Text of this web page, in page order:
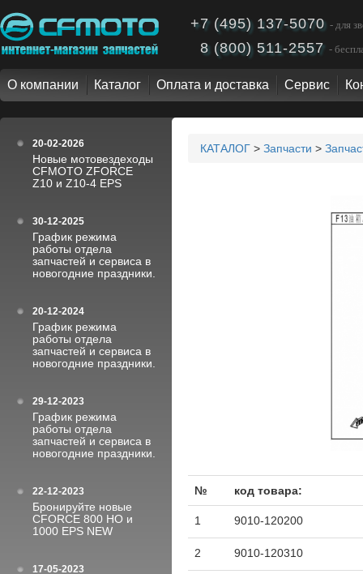
+7 (495) 137-5070 - для
8 (800) 511-2557 -
О компании Каталог Оплата и доставка Сервис
20-02-2026
Новые мотовездеходы
CFMOTO ZFORCE
Z10 и Z10-4 EPS
30-12-2025
График режима
работы отдела
запчастей и сервиса в
новогодние праздники.
20-12-2024
График режима
работы отдела
запчастей и сервиса в
новогодние праздники.
29-12-2023
График режима
работы отдела
запчастей и сервиса в
новогодние праздники.
22-12-2023
Бронируйте новые
CFORCE 800 HO и
1000 EPS NEW
17-05-2023
КАТАЛОГ > Запчасти >
№ код товара:
1 9010-120200
2 9010-120310